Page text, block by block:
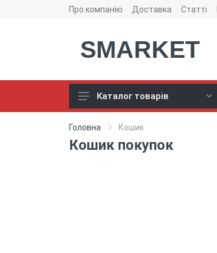
Про компанію Доставка Статті
SMARKET
Чохли для телефонів
Конструктор чохлів
Каталог товарів
Головна Кошик
Кошик покупок